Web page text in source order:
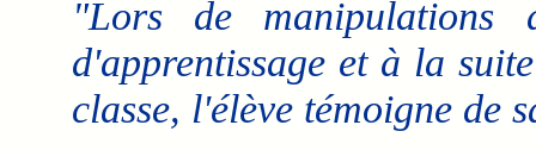
"Lors de manipulations
d'apprentissage et à la
classe, l'élève témoigne de